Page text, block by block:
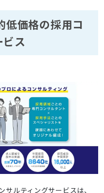
低価格の採用コ
ス
ルティングサービスは、